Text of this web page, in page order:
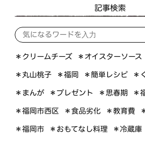
記事検索
＊クリームチーズ ＊オイスターソース
＊丸山桃子 ＊福岡 ＊簡単レシピ ＊
＊まんが ＊プレゼント ＊思春期 ＊
＊福岡市西区 ＊食品劣化 ＊教育費
＊福岡市 ＊おもてなし料理 ＊冷蔵庫